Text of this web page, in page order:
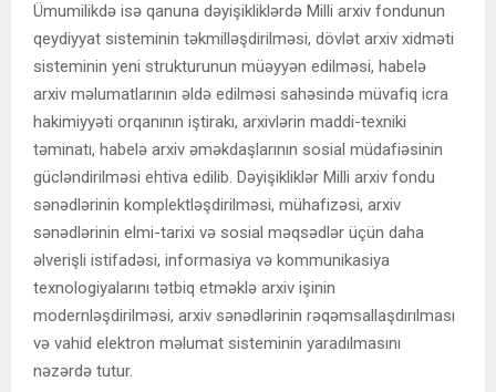
Ümumilikdə isə qanuna dəyişikliklərdə Milli arxiv fondunun
qeydiyyat sisteminin təkmilləşdirilməsi, dövlət arxiv xidməti
sisteminin yeni strukturunun müəyyən edilməsi, habelə
arxiv məlumatlarının əldə edilməsi sahəsində müvafiq icra
hakimiyyəti orqanının iştirakı, arxivlərin maddi-texniki
təminatı, habelə arxiv əməkdaşlarının sosial müdafiəsinin
gücləndirilməsi ehtiva edilib. Dəyişikliklər Milli arxiv fondu
sənədlərinin komplektləşdirilməsi, mühafizəsi, arxiv
sənədlərinin elmi-tarixi və sosial məqsədlər üçün daha
əlverişli istifadəsi, informasiya və kommunikasiya
texnologiyalarını tətbiq etməklə arxiv işinin
modernləşdirilməsi, arxiv sənədlərinin rəqəmsallaşdırılması
və vahid elektron məlumat sisteminin yaradılmasını
nəzərdə tutur.